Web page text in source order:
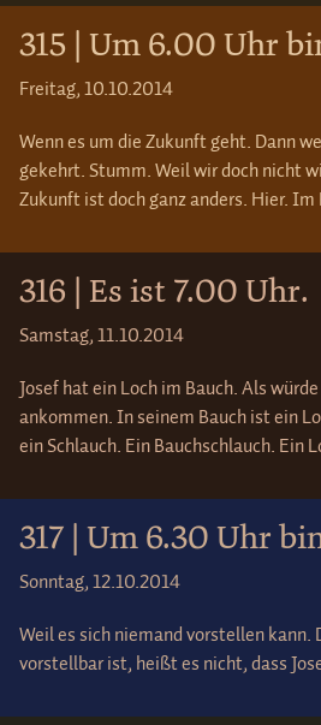
315 | Um 6.00 Uhr
Freitag, 10.10.2014
Wenn es um die Zukunft geht. Dann
gekehrt. Stumm. Weil wir doch nicht
Zukunft ist doch ganz anders. Hier. Im
316 | Es ist 7.00 Uhr.
Samstag, 11.10.2014
Josef hat ein Loch im Bauch. Als
ankommen. In seinem Bauch ist ein
ein Schlauch. Ein Bauchschlauch. Ein
317 | Um 6.30 Uhr
Sonntag, 12.10.2014
Weil es sich niemand vorstellen kann.
vorstellbar ist, heißt es nicht, dass